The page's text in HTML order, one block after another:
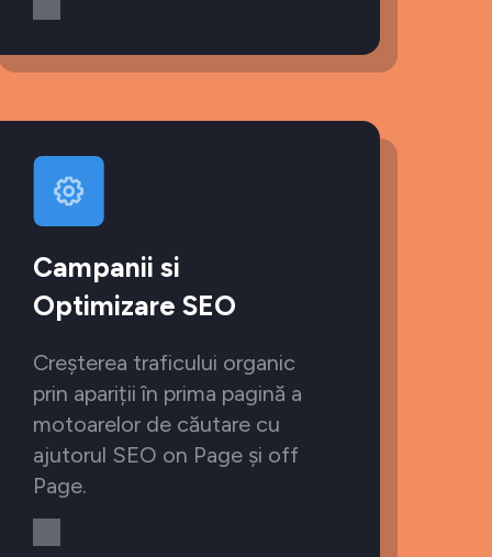
Campanii si
Optimizare SEO
Creșterea traficului organic
prin apariții în prima pagină a
motoarelor de căutare cu
ajutorul SEO on Page și off
Page.